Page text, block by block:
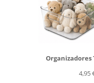
4,95